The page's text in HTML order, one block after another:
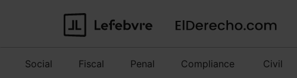
Social Fiscal Penal Compliance Civil